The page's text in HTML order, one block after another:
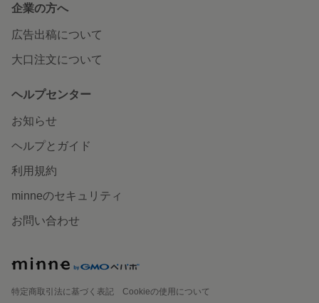
企業の方へ
広告出稿について
大口注文について
ヘルプセンター
お知らせ
ヘルプとガイド
利用規約
minneのセキュリティ
お問い合わせ
特定商取引法に基づく表記
Cookieの使用について